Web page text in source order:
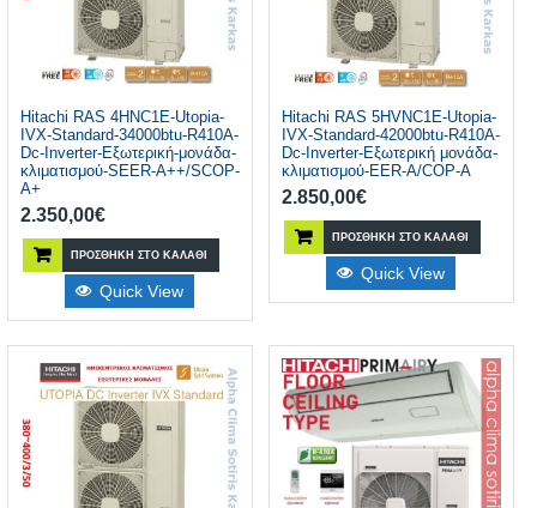
Hitachi RAS 4HNC1E-Utopia-
IVX-Standard-34000btu-R410A-
Dc-Inverter-Εξωτερική-μονάδα-
κλιματισμού-SEER-Α++/SCOP-
Α+
2.350,00€
ΠΡΟΣΘΉΚΗ ΣΤΟ ΚΑΛΆΘΙ
Quick View
Hitachi RAS 5HVNC1E-Utopia-
IVX-Standard-42000btu-R410A-
Dc-Inverter-Εξωτερική μονάδα-
κλιματισμού-EER-Α/COP-Α
2.850,00€
ΠΡΟΣΘΉΚΗ ΣΤΟ ΚΑΛΆΘΙ
Quick View